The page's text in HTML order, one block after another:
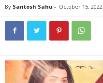
By Santosh Sahu - October 15, 2022